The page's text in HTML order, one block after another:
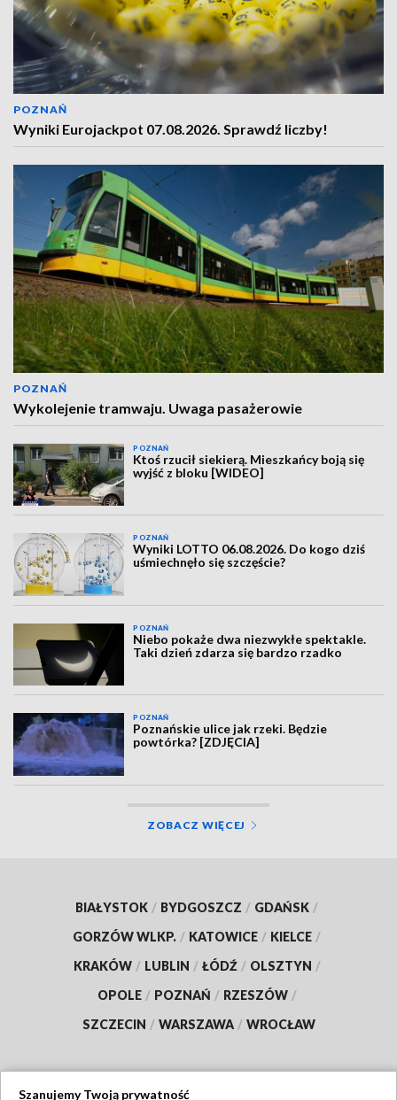
POZNAŃ
Wyniki Eurojackpot 07.08.2026. Sprawdź liczby!
POZNAŃ
Wykolejenie tramwaju. Uwaga pasażerowie
POZNAŃ
Ktoś rzucił siekierą. Mieszkańcy boją się
wyjść z bloku [WIDEO]
POZNAŃ
Wyniki LOTTO 06.08.2026. Do kogo dziś
uśmiechnęło się szczęście?
POZNAŃ
Niebo pokaże dwa niezwykłe spektakle.
Taki dzień zdarza się bardzo rzadko
POZNAŃ
Poznańskie ulice jak rzeki. Będzie
powtórka? [ZDJĘCIA]
ZOBACZ WIĘCEJ
BIAŁYSTOK / BYDGOSZCZ / GDAŃSK /
GORZÓW WLKP. / KATOWICE / KIELCE /
KRAKÓW / LUBLIN / ŁÓDŹ / OLSZTYN /
OPOLE / POZNAŃ / RZESZÓW /
SZCZECIN / WARSZAWA / WROCŁAW
Szanujemy Twoją prywatność